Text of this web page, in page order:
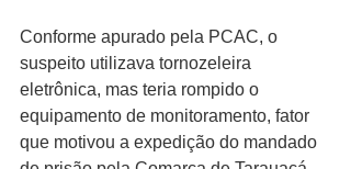
Conforme apurado pela PCAC, o
suspeito utilizava tornozeleira
eletrônica, mas teria rompido o
equipamento de monitoramento, fator
que motivou a expedição do mandado